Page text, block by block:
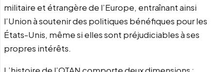
militaire et étrangère de l’Europe, entraînant ainsi
l’Union à soutenir des politiques bénéfiques pour les
États-Unis, même si elles sont préjudiciables à ses
propres intérêts.